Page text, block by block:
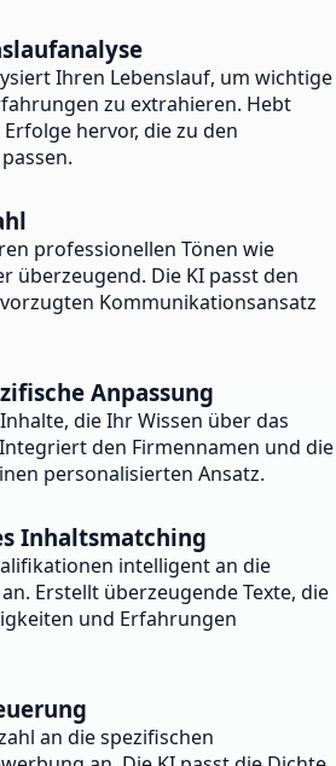
Ihren Lebenslauf, um wichtige
zu extrahieren. Hebt
hervor, die zu den
professionellen Tönen wie
überzeugend. Die KI passt den
Kommunikationsansatz
Anpassung
die Ihr Wissen über das
den Firmennamen und die
personalisierten Ansatz.
Inhaltsmatching
intelligent an die
Erstellt überzeugende Texte, die
und Erfahrungen
an die spezifischen